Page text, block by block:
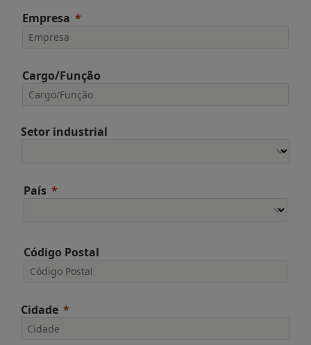
Empresa
Cargo/Função
Setor industrial
País
Código Postal
Cidade